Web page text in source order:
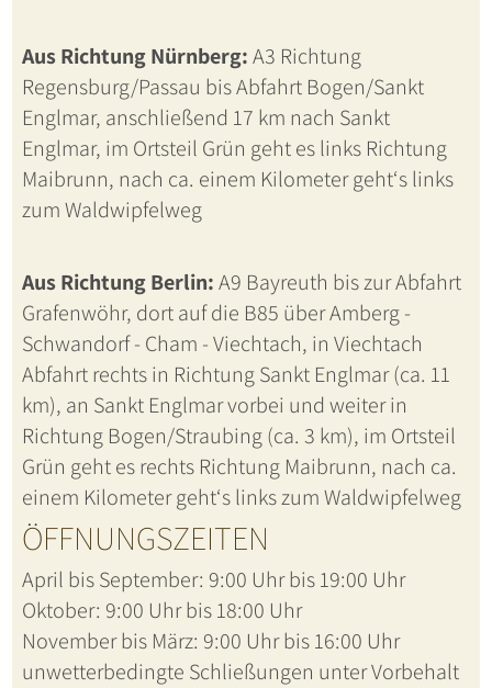
Aus Richtung Nürnberg:A3 Richtung
Regensburg/Passau bis Abfahrt Bogen/Sankt
Englmar, anschließend 17 km nach Sankt
Englmar, im Ortsteil Grün geht es links Richtung
Maibrunn, nach ca. einem Kilometer geht‘s links
zum Waldwipfelweg
Aus Richtung Berlin:A9 Bayreuth bis zur Abfahrt
Grafenwöhr, dort auf die B85 über Amberg -
Schwandorf - Cham - Viechtach, in Viechtach
Abfahrt rechts in Richtung Sankt Englmar (ca. 11
km), an Sankt Englmar vorbei und weiter in
Richtung Bogen/Straubing (ca. 3 km), im Ortsteil
Grün geht es rechts Richtung Maibrunn, nach ca.
einem Kilometer geht‘s links zum Waldwipfelweg
ÖFFNUNGSZEITEN
April bis September: 9:00 Uhr bis 19:00 Uhr
Oktober: 9:00 Uhr bis 18:00 Uhr
November bis März: 9:00 Uhr bis 16:00 Uhr
unwetterbedingte Schließungen unter Vorbehalt